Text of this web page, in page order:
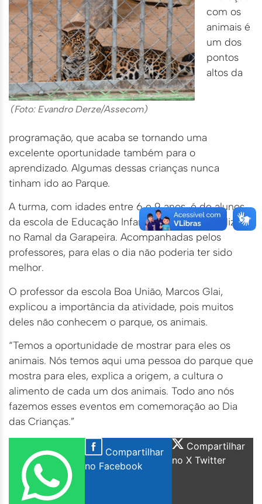
(Foto: Evandro Derze/Assecom)
com os
animais é
um dos
pontos
altos da
programação, que acaba se tornando uma
excelente oportunidade também para o
aprendizado. Algumas dessas crianças nunca
tinham ido ao Parque.
A turma, com idades entre 6 e 9 anos, é de alunos
da escola de Educação Infantil Boa União, localizada
no Ramal da Garapeira. Acompanhadas pelos
professores, para elas o dia não poderia ter sido
melhor.
O professor da escola Boa União, Marcos Glai,
explicou a importância da atividade, pois muitos
deles não conhecem o parque, os animais.
“Temos a oportunidade de mostrar para eles os
animais. Nós temos aqui uma pessoa do parque que
mostra para eles, explica a origem, a cultura o
alimento de cada um dos animais. Todo ano nós
fazemos esses eventos em comemoração ao Dia
das Crianças.”
Compartilhar
no Facebook
Compartilhar
no X Twitter